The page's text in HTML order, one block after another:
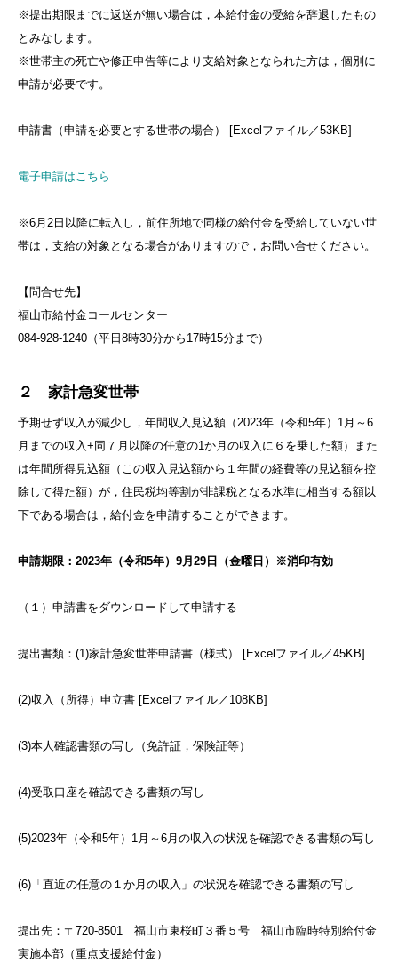
※提出期限までに返送が無い場合は，本給付金の受給を辞退したもの
とみなします。
※世帯主の死亡や修正申告等により支給対象となられた方は，個別に
申請が必要です。
申請書（申請を必要とする世帯の場合） [Excelファイル／53KB]
電子申請はこちら
※6月2日以降に転入し，前住所地で同様の給付金を受給していない世
帯は，支給の対象となる場合がありますので，お問い合せください。
【問合せ先】
福山市給付金コールセンター
084-928-1240（平日8時30分から17時15分まで）
２ 家計急変世帯
予期せず収入が減少し，年間収入見込額（2023年（令和5年）1月～6
月までの収入+同７月以降の任意の1か月の収入に６を乗した額）また
は年間所得見込額（この収入見込額から１年間の経費等の見込額を控
除して得た額）が，住民税均等割が非課税となる水準に相当する額以
下である場合は，給付金を申請することができます。
申請期限：2023年（令和5年）9月29日（金曜日）※消印有効
（１）申請書をダウンロードして申請する
提出書類：(1)家計急変世帯申請書（様式） [Excelファイル／45KB]
(2)収入（所得）申立書 [Excelファイル／108KB]
(3)本人確認書類の写し（免許証，保険証等）
(4)受取口座を確認できる書類の写し
(5)2023年（令和5年）1月～6月の収入の状況を確認できる書類の写し
(6)「直近の任意の１か月の収入」の状況を確認できる書類の写し
提出先：〒720-8501 福山市東桜町３番５号 福山市臨時特別給付金
実施本部（重点支援給付金）